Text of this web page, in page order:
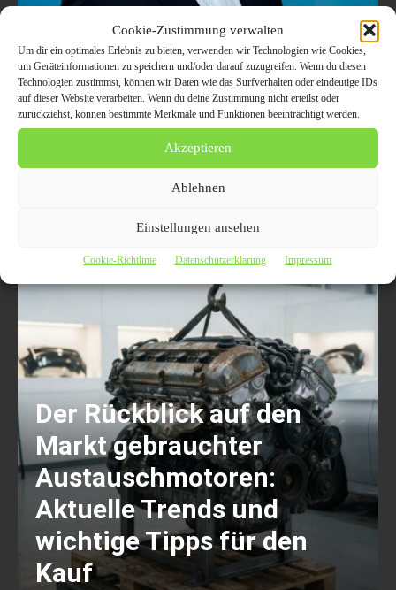
Cookie-Zustimmung verwalten
Um dir ein optimales Erlebnis zu bieten, verwenden wir Technologien wie Cookies,
um Geräteinformationen zu speichern und/oder darauf zuzugreifen. Wenn du diesen
Technologien zustimmst, können wir Daten wie das Surfverhalten oder eindeutige IDs
auf dieser Website verarbeiten. Wenn du deine Zustimmung nicht erteilst oder
zurückziehst, können bestimmte Merkmale und Funktionen beeinträchtigt werden.
Akzeptieren
Ablehnen
Einstellungen ansehen
Cookie-Richtlinie Datenschutzerklärung Impressum
Martin Burkert: EVG lehnt
Erfolgsbeteiligung bei Deutsche Bahn
AG ab. Keine Vorstands-Boni für 2021!
ALLGEMEIN
19. Dezember 2021
neue Regelung zur Erfolgsbeteiligung für Vorstände der Deutschen
Bahn ab. Dazu Martin Burkert, stellvertretender EVG-Vorsitzender: Die
Der Rückblick auf den
Markt gebrauchter
Austauschmotoren:
Aktuelle Trends und
wichtige Tipps für den
Kauf